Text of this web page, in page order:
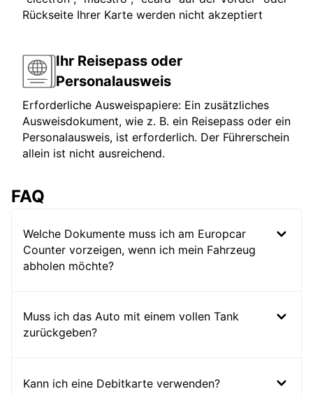
Rückseite Ihrer Karte werden nicht akzeptiert
Ihr Reisepass oder
Personalausweis
Erforderliche Ausweispapiere: Ein zusätzliches
Ausweisdokument, wie z. B. ein Reisepass oder ein
Personalausweis, ist erforderlich. Der Führerschein
allein ist nicht ausreichend.
FAQ
Welche Dokumente muss ich am Europcar
Counter vorzeigen, wenn ich mein Fahrzeug
abholen möchte?
Muss ich das Auto mit einem vollen Tank
zurückgeben?
Kann ich eine Debitkarte verwenden?